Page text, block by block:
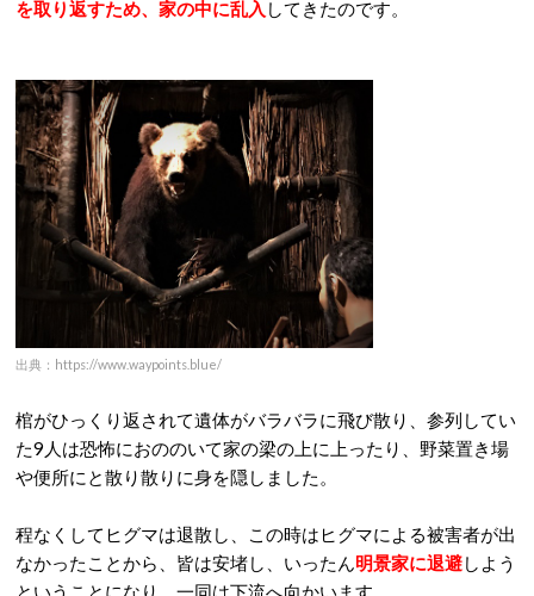
を取り返すため、家の中に乱入 してきたのです。
出典：https://www.waypoints.blue/
棺がひっくり返されて遺体がバラバラに飛び散り、参列してい
た9人は恐怖におののいて家の梁の上に上ったり、野菜置き場
や便所にと散り散りに身を隠しました。
程なくしてヒグマは退散し、この時はヒグマによる被害者が出
なかったことから、皆は安堵し、いったん明景家に退避しよう
ということになり、一同は下流へ向かいます。